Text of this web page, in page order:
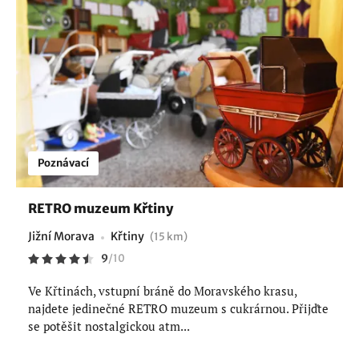
Poznávací
RETRO muzeum Křtiny
Jižní Morava Křtiny (15 km)
9/10
Ve Křtinách, vstupní bráně do Moravského krasu,
najdete jedinečné RETRO muzeum s cukrárnou. Přijďte
se potěšit nostalgickou atm...